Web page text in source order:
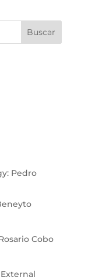
Buscar
Pedro
Cobo